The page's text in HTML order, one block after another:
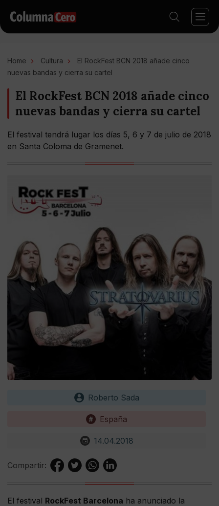
Home Cultura
El RockFest BCN 2018 añade cinco
nuevas bandas y cierra su cartel
El RockFest BCN 2018 añade cinco
nuevas bandas y cierra su cartel
El festival tendrá lugar los días 5, 6 y 7 de julio de 2018
en Santa Coloma de Gramenet.
Roberto Sada
España
14.04.2018
Compartir:
El festival RockFest Barcelona ha anunciado la